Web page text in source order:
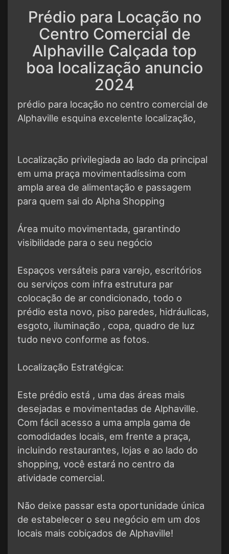
Prédio para Locação no
Centro Comercial de
Alphaville Calçada top
boa localização anuncio
2024
prédio para locação no centro comercial de
Alphaville esquina excelente localização,
Localização privilegiada ao lado da principal
em uma praça movimentadíssima com
ampla area de alimentação e passagem
para quem sai do Alpha Shopping
Área muito movimentada, garantindo
visibilidade para o seu negócio
Espaços versáteis para varejo, escritórios
ou serviços com infra estrutura par
colocação de ar condicionado, todo o
prédio esta novo, piso paredes, hidráulicas,
esgoto, iluminação , copa, quadro de luz
tudo nevo conforme as fotos.
Localização Estratégica:
Este prédio está , uma das áreas mais
desejadas e movimentadas de Alphaville.
Com fácil acesso a uma ampla gama de
comodidades locais, em frente a praça,
incluindo restaurantes, lojas e ao lado do
shopping, você estará no centro da
atividade comercial.
Não deixe passar esta oportunidade única
de estabelecer o seu negócio em um dos
locais mais cobiçados de Alphaville!